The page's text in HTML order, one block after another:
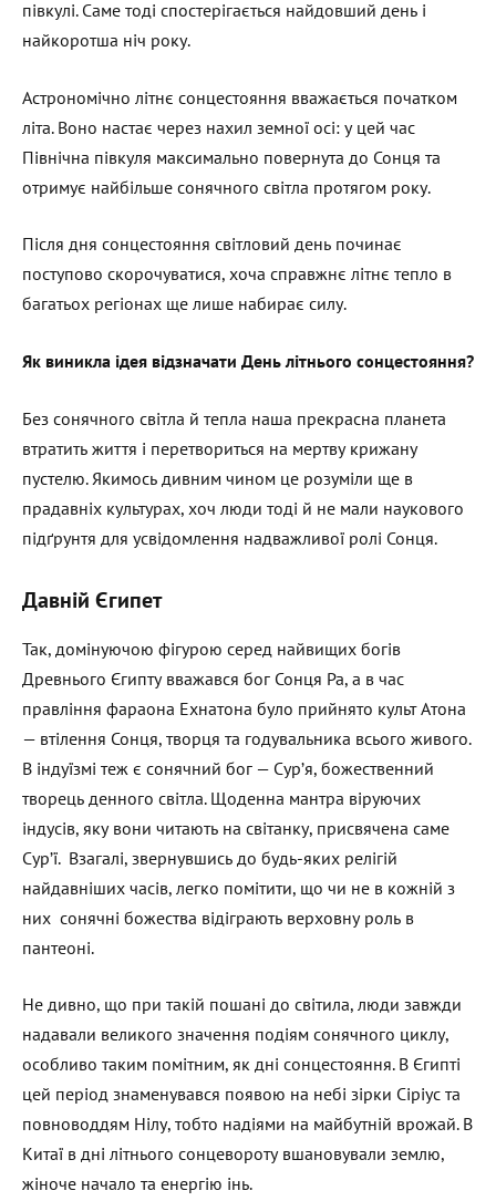
півкулі. Саме тоді спостерігається найдовший день і
найкоротша ніч року.
Астрономічно літнє сонцестояння вважається початком
літа. Воно настає через нахил земної осі: у цей час
Північна півкуля максимально повернута до Сонця та
отримує найбільше сонячного світла протягом року.
Після дня сонцестояння світловий день починає
поступово скорочуватися, хоча справжнє літнє тепло в
багатьох регіонах ще лише набирає силу.
Як виникла ідея відзначати День літнього сонцестояння?
Без сонячного світла й тепла наша прекрасна планета
втратить життя і перетвориться на мертву крижану
пустелю. Якимось дивним чином це розуміли ще в
прадавніх культурах, хоч люди тоді й не мали наукового
підґрунтя для усвідомлення надважливої ролі Сонця.
Давній Єгипет
Так, домінуючою фігурою серед найвищих богів
Древнього Єгипту вважався бог Сонця Ра, а в час
правління фараона Ехнатона було прийнято культ Атона
— втілення Сонця, творця та годувальника всього живого.
В індуїзмі теж є сонячний бог — Сур’я, божественний
творець денного світла. Щоденна мантра віруючих
індусів, яку вони читають на світанку, присвячена саме
Сур’ї. Взагалі, звернувшись до будь-яких релігій
найдавніших часів, легко помітити, що чи не в кожній з
них сонячні божества відіграють верховну роль в
пантеоні.
Не дивно, що при такій пошані до світила, люди завжди
надавали великого значення подіям сонячного циклу,
особливо таким помітним, як дні сонцестояння. В Єгипті
цей період знаменувався появою на небі зірки Сіріус та
повноводдям Нілу, тобто надіями на майбутній врожай. В
Китаї в дні літнього сонцевороту вшановували землю,
жіноче начало та енергію інь.